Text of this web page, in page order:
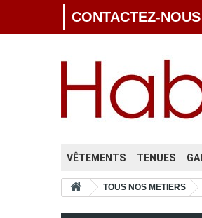
CONTACTEZ-
VÊTEMENTS TENUES
TOUS NOS METIERS